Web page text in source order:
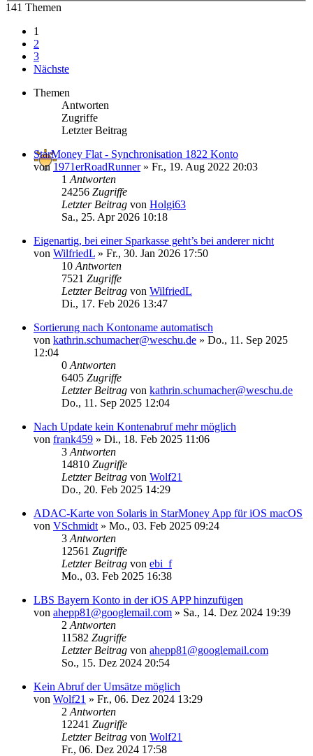
141 Themen
1
2
3
Nächste
Themen
Antworten
Zugriffe
Letzter Beitrag
StarMoney Flat - Synchronisation 1822 Konto
von1971erRoadRunner» Fr., 19. Aug 2022 20:03
1 Antworten
24256 Zugriffe
Letzter Beitrag von Holgi63
Sa., 25. Apr 2026 10:18
Eigenartig, bei einer Sparkasse geht’s bei anderer nicht
von WilfriedL » Fr., 30. Jan 2026 17:50
10 Antworten
7521 Zugriffe
Letzter Beitrag von WilfriedL
Di., 17. Feb 2026 13:47
Sortierung nach Kontoname automatisch
von kathrin.schumacher@weschu.de » Do., 11. Sep 2025
12:04
0 Antworten
6405 Zugriffe
Letzter Beitrag von kathrin.schumacher@weschu.de
Do., 11. Sep 2025 12:04
Nach Update kein Kontenabruf mehr möglich
von frank459 » Di., 18. Feb 2025 11:06
3 Antworten
14810 Zugriffe
Letzter Beitrag von Wolf21
Do., 20. Feb 2025 14:29
ADAC-Karte von Solaris in StarMoney App für iOS macOS
von VSchmidt » Mo., 03. Feb 2025 09:24
3 Antworten
12561 Zugriffe
Letzter Beitrag von ebi_f
Mo., 03. Feb 2025 16:38
LBS Bayern Konto in der iOS APP hinzufügen
von ahepp81@googlemail.com » Sa., 14. Dez 2024 19:39
2 Antworten
11582 Zugriffe
Letzter Beitrag von ahepp81@googlemail.com
So., 15. Dez 2024 20:54
Kein Abruf der Umsätze möglich
von Wolf21 » Fr., 06. Dez 2024 13:29
2 Antworten
12241 Zugriffe
Letzter Beitrag von Wolf21
Fr., 06. Dez 2024 17:58